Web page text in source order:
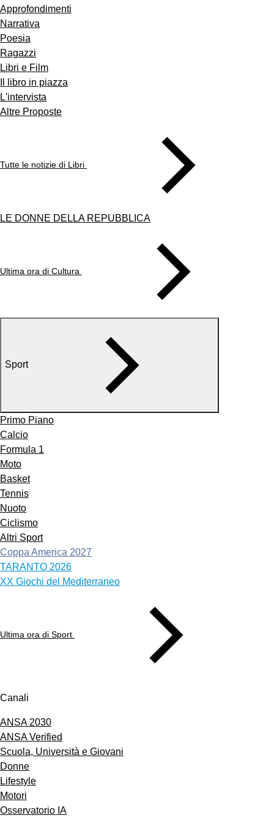
Approfondimenti
Narrativa
Poesia
Ragazzi
Libri e Film
Il libro in piazza
L'intervista
Altre Proposte
Tutte le notizie di Libri
LE DONNE DELLA REPUBBLICA
Ultima ora di Cultura
Sport
Primo Piano
Calcio
Formula 1
Moto
Basket
Tennis
Nuoto
Ciclismo
Altri Sport
Coppa America 2027
TARANTO 2026
XX Giochi del Mediterraneo
Ultima ora di Sport
Canali
ANSA 2030
ANSA Verified
Scuola, Università e Giovani
Donne
Lifestyle
Motori
Osservatorio IA